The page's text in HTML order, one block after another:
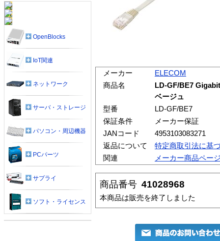
メーカー
ELECOM
商品名
LD-GF/BE7
ベージュ
型番
LD-GF/BE7
保証条件
メーカー保証
JANコード
4953103083271
返品について
特定商取引法に基
関連
メーカー商品ペー
商品番号 41028968
本商品は販売を終了しました
OpenBlocks
IoT関連
ネットワーク
サーバ・ストレージ
パソコン・周辺機器
PCパーツ
サプライ
ソフト・ライセンス